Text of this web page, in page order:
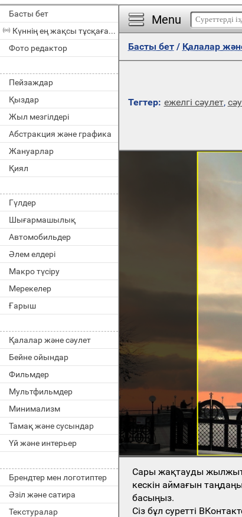
Басты бет
Күннің ең жақсы тұсқағазы
Фото редактор
Пейзаждар
Қыздар
Жыл мезгілдері
Абстракция және графика
Жануарлар
Қиял
Гүлдер
Шығармашылық
Автомобильдер
Әлем елдері
Макро түсіру
Мерекелер
Ғарыш
Қалалар және сәулет
Бейне ойындар
Фильмдер
Мультфильмдер
Минимализм
Тамақ және сусындар
Үй және интерьер
Брендтер мен логотиптер
Әзіл және сатира
Текстуралар
Menu
Басты бет/ Қалалар
Тегтер: ежелгі сәулет,
Сары жақтауды
кескін аймағын
басыңыз.
Сіз бұл суретті